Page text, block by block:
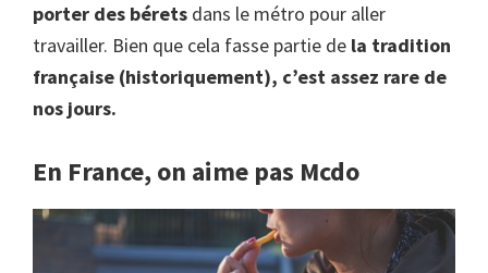
porter des bérets dans le métro pour aller
travailler. Bien que cela fasse partie de la tradition
française (historiquement), c’est assez rare de
nos jours.
En France, on aime pas Mcdo